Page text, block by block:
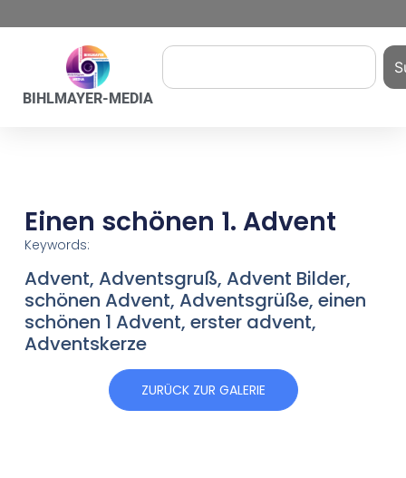
BIHLMAYER-MEDIA
Einen schönen 1. Advent
Keywords:
Advent, Adventsgruß, Advent Bilder,
schönen Advent, Adventsgrüße, einen
schönen 1 Advent, erster advent,
Adventskerze
ZURÜCK ZUR GALERIE